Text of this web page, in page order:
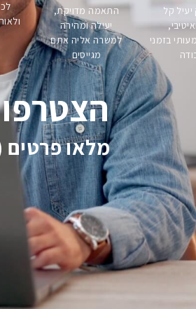
קל
בזמני
התאמה מדויקת,
יעילה ומהירה
למשרה אליה אתם
מגייסים
הצטרפו עכשיו
מלאו פרטים